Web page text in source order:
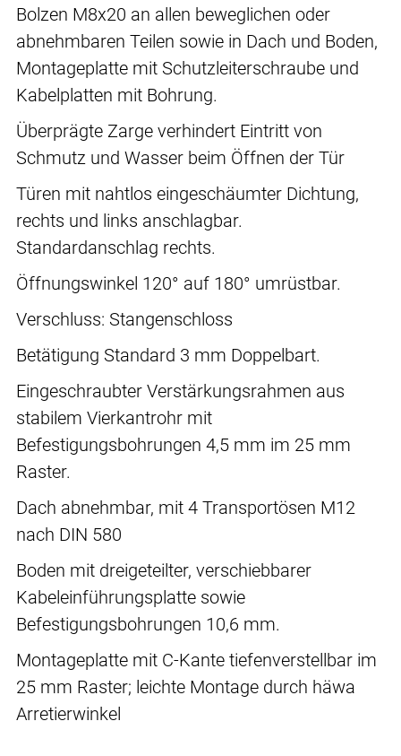
Bolzen M8x20 an allen beweglichen oder
abnehmbaren Teilen sowie in Dach und Boden,
Montageplatte mit Schutzleiterschraube und
Kabelplatten mit Bohrung.
Überprägte Zarge verhindert Eintritt von
Schmutz und Wasser beim Öffnen der Tür
Türen mit nahtlos eingeschäumter Dichtung,
rechts und links anschlagbar.
Standardanschlag rechts.
Öffnungswinkel 120° auf 180° umrüstbar.
Verschluss: Stangenschloss
Betätigung Standard 3 mm Doppelbart.
Eingeschraubter Verstärkungsrahmen aus
stabilem Vierkantrohr mit
Befestigungsbohrungen 4,5 mm im 25 mm
Raster.
Dach abnehmbar, mit 4 Transportösen M12
nach DIN 580
Boden mit dreigeteilter, verschiebbarer
Kabeleinführungsplatte sowie
Befestigungsbohrungen 10,6 mm.
Montageplatte mit C-Kante tiefenverstellbar im
25 mm Raster; leichte Montage durch häwa
Arretierwinkel